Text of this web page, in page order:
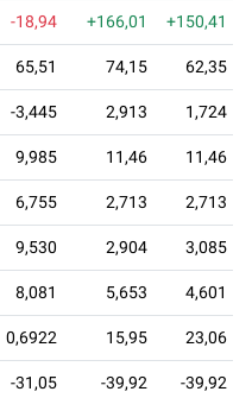
-18,94 +166,01 +150,41
65,51 74,15 62,35
-3,445 2,913 1,724
9,985 11,46 11,46
6,755 2,713 2,713
9,530 2,904 3,085
8,081 5,653 4,601
0,6922 15,95 23,06
-31,05 -39,92 -39,92